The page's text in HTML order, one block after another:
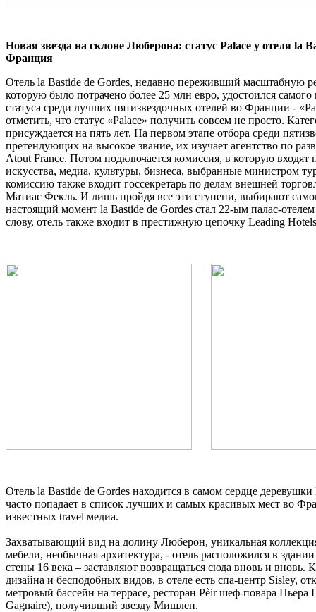
Новая звезда на склоне Люберона: статус Palace у отеля la
Франция
Отель la Bastide de Gordes, недавно переживший масштабную
которую было потрачено более 25 млн евро, удостоился
статуса среди лучших пятизвездочных отелей во Франции -
отметить, что статус «Palace» получить совсем не просто.
присуждается на пять лет. На первом этапе отбора среди
претендующих на высокое звание, их изучает агентство по
Atout France. Потом подключается комиссия, в которую входят
искусства, медиа, культуры, бизнеса, выбранные министром
комиссию также входит госсекретарь по делам внешней
Матиас Фекль. И лишь пройдя все эти ступени, выбирают
настоящий момент la Bastide de Gordes стал 22-ым палас-
слову, отель также входит в престижную цепочку Leading
Отель la Bastide de Gordes находится в самом сердце деревушки
часто попадает в список лучших и самых красивых мест во
известных travel медиа.
Захватывающий вид на долину Люберон, уникальная
мебели, необычная архитектура, - отель расположился в
стены 16 века – заставляют возвращаться сюда вновь и вновь.
дизайна и бесподобных видов, в отеле есть спа-центр Sisley,
метровый бассейн на террасе, ресторан Pèir шеф-повара Пьера
Gagnaire), получивший звезду Мишлен.